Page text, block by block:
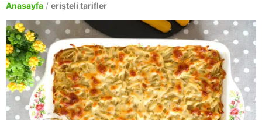
Anasayfa / erişteli tarifler